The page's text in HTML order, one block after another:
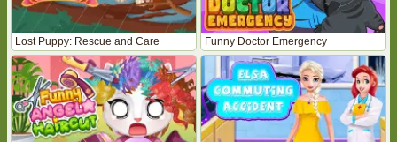
Lost Puppy: Rescue and Care Funny Doctor Emergency